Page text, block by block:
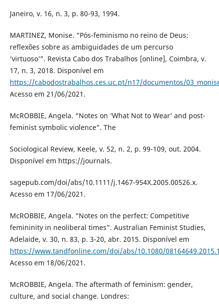
Janeiro, v. 16, n. 3, p. 80-93, 1994.
MARTINEZ, Monise. “Pós-feminismo no reino de Deus:
reflexões sobre as ambiguidades de um percurso
‘virtuoso’”. Revista Cabo dos Trabalhos [online], Coimbra, v.
17, n. 3, 2018. Disponível em
https://cabodostrabalhos.ces.uc.pt/n17/documentos/
Acesso em 21/06/2021.
McROBBIE, Angela. “Notes on ‘What Not to Wear’ and post-
feminist symbolic violence”. The
Sociological Review, Keele, v. 52, n. 2, p. 99-109, out. 2004.
Disponível em https://journals.
sagepub.com/doi/abs/10.1111/j.1467-954X.2005.00526.x.
Acesso em 17/06/2021.
McROBBIE, Angela. “Notes on the perfect: Competitive
femininity in neoliberal times”. Australian Feminist Studies,
Adelaide, v. 30, n. 83, p. 3-20, abr. 2015. Disponível em
https://www.tandfonline.com/doi/abs/10.1080/
Acesso em 18/06/2021.
McROBBIE, Angela. The aftermath of feminism: gender,
culture, and social change. Londres: